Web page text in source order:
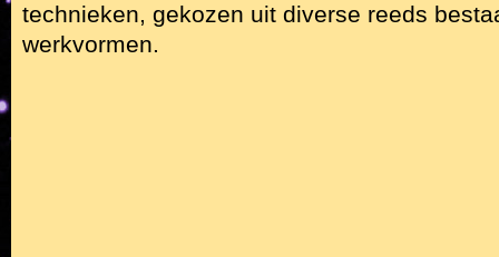
technieken, gekozen uit diverse reeds
werkvormen.